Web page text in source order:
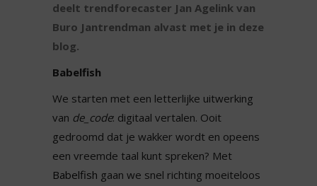
deelt trendforecaster Jan Agelink van
Buro Jantrendman alvast met je in deze
blog.
Babelfish
We starten met een letterlijke uitwerking
van de_code: digitaal vertalen. Ooit
gedroomd dat je wakker wordt en opeens
een vreemde taal kunt spreken? Met
Babelfish gaan we snel richting moeiteloos